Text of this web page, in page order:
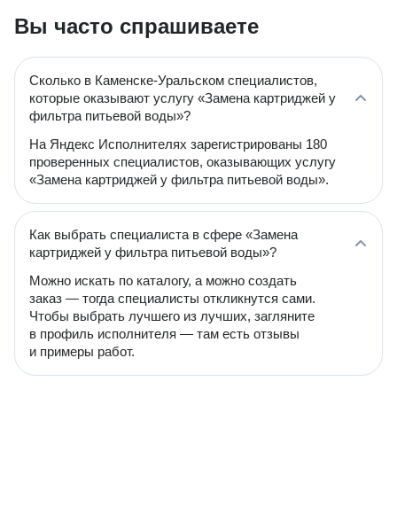
Вы часто спрашиваете
Сколько в Каменске-Уральском специалистов,
которые оказывают услугу «Замена картриджей у
фильтра питьевой воды»?
На Яндекс Исполнителях зарегистрированы 180
проверенных специалистов, оказывающих услугу
«Замена картриджей у фильтра питьевой воды».
Как выбрать специалиста в сфере «Замена
картриджей у фильтра питьевой воды»?
Можно искать по каталогу, а можно создать
заказ — тогда специалисты откликнутся сами.
Чтобы выбрать лучшего из лучших, загляните
в профиль исполнителя — там есть отзывы
и примеры работ.